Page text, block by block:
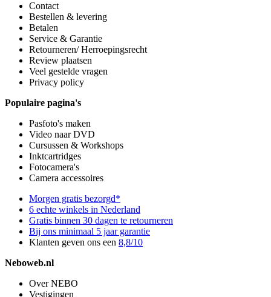
Contact
Bestellen & levering
Betalen
Service & Garantie
Retourneren/ Herroepingsrecht
Review plaatsen
Veel gestelde vragen
Privacy policy
Populaire pagina's
Pasfoto's maken
Video naar DVD
Cursussen & Workshops
Inktcartridges
Fotocamera's
Camera accessoires
Morgen gratis bezorgd*
6 echte winkels in Nederland
Gratis binnen 30 dagen te retourneren
Bij ons minimaal 5 jaar garantie
Klanten geven ons een 8,8/10
Neboweb.nl
Over NEBO
Vestigingen